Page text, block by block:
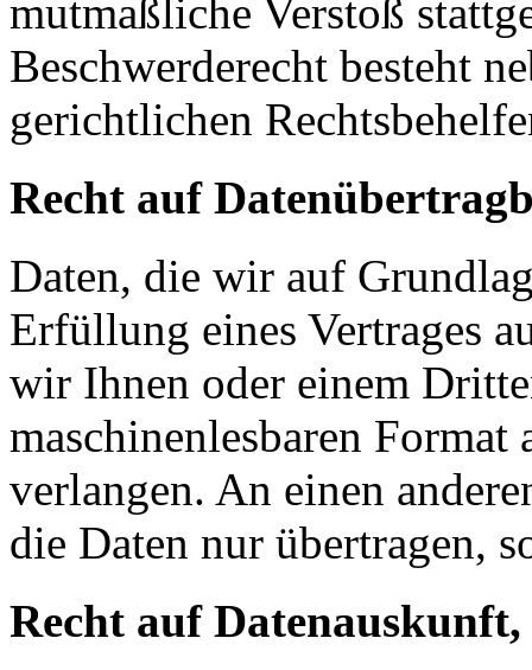
mutmaßliche Verstoß
Beschwerderecht besteht
gerichtlichen
Recht auf
Daten, die wir auf
Erfüllung eines Vertrages
wir Ihnen oder einem
maschinenlesbaren Format
verlangen. An einen
die Daten nur übertragen,
Recht auf